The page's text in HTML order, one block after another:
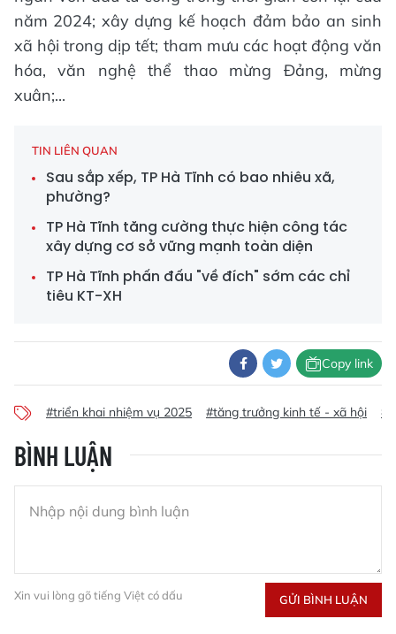
năm 2024; xây dựng kế hoạch đảm bảo an sinh
xã hội trong dịp tết; tham mưu các hoạt động văn
hóa, văn nghệ thể thao mừng Đảng, mừng
xuân;...
TIN LIÊN QUAN
Sau sắp xếp, TP Hà Tĩnh có bao nhiêu xã,
phường?
TP Hà Tĩnh tăng cường thực hiện công tác
xây dựng cơ sở vững mạnh toàn diện
TP Hà Tĩnh phấn đấu "về đích" sớm các chỉ
tiêu KT-XH
Copy link
#triển khai nhiệm vụ 2025 #tăng trưởng kinh tế - xã hội
BÌNH LUẬN
Xin vui lòng gõ tiếng Việt có dấu GỬI BÌNH LUẬN